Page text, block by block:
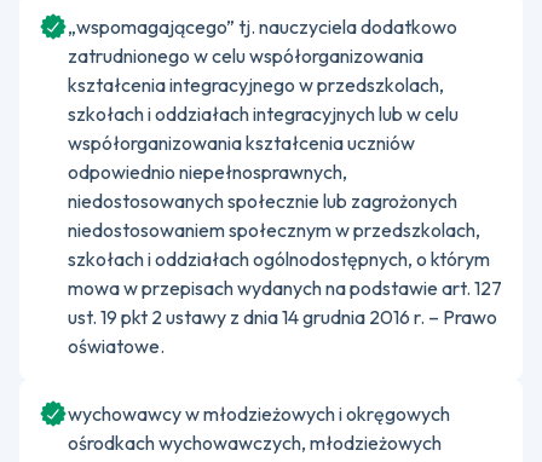
„wspomagającego” tj. nauczyciela dodatkowo
zatrudnionego w celu współorganizowania
kształcenia integracyjnego w przedszkolach,
szkołach i oddziałach integracyjnych lub w celu
współorganizowania kształcenia uczniów
odpowiednio niepełnosprawnych,
niedostosowanych społecznie lub zagrożonych
niedostosowaniem społecznym w przedszkolach,
szkołach i oddziałach ogólnodostępnych, o którym
mowa w przepisach wydanych na podstawie art. 127
ust. 19 pkt 2 ustawy z dnia 14 grudnia 2016 r. – Prawo
oświatowe.
wychowawcy w młodzieżowych i okręgowych
ośrodkach wychowawczych, młodzieżowych